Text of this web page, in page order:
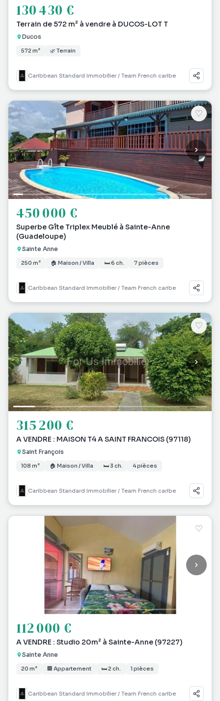
130 430 €
Terrain de 572 m² à vendre à DUCOS-LOT T
Ducos
572 m² 🌿 Terrain
Caribbean Standard Immobilier / Team French caribe
♡
450 000 €
Superbe Gîte Triplex Meublé à Sainte-Anne
(Guadeloupe)
Sainte Anne
250 m² 🏠 Maison / Villa 🛏 6 ch. 7 pièces
Caribbean Standard Immobilier / Team French caribe
♡
315 200 €
A VENDRE : MAISON T4 A SAINT FRANCOIS (97118)
Saint François
108 m² 🏠 Maison / Villa 🛏 3 ch. 4 pièces
Caribbean Standard Immobilier / Team French caribe
♡
112 000 €
A VENDRE : Studio 20m² à Sainte-Anne (97227)
Sainte Anne
20 m² 🏢 Appartement 🛏 2 ch. 1 pièces
Caribbean Standard Immobilier / Team French caribe